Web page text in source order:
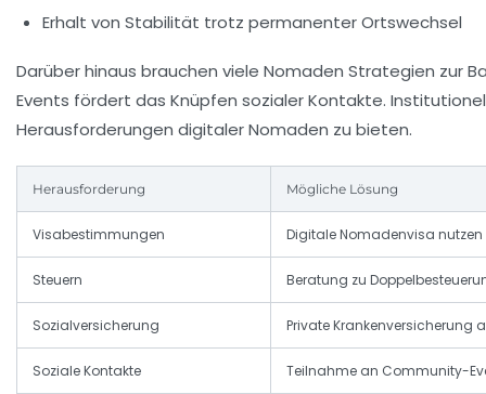
Erhalt von Stabilität trotz permanenter Ortswechsel
Darüber hinaus brauchen viele Nomaden Strategien zur
Events fördert das Knüpfen sozialer Kontakte.
Herausforderungen digitaler Nomaden zu bieten.
Herausforderung Mögliche Lösung
Visabestimmungen Digitale Nomadenvisa nutzen
Steuern Beratung zu
Sozialversicherung Private Krankenversicherung
Soziale Kontakte Teilnahme an Community-